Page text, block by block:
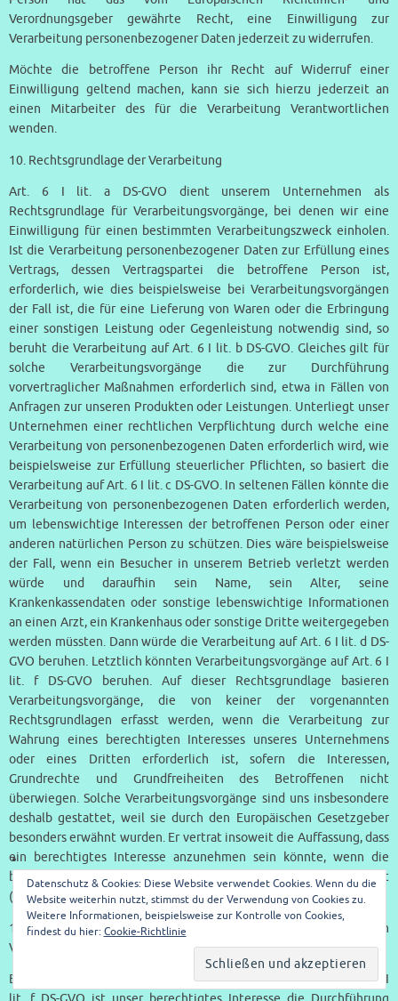
Verordnungsgeber gewährte Recht, eine Einwilligung zur
Verarbeitung personenbezogener Daten jederzeit zu widerrufen.
Möchte die betroffene Person ihr Recht auf Widerruf einer
Einwilligung geltend machen, kann sie sich hierzu jederzeit an
einen Mitarbeiter des für die Verarbeitung Verantwortlichen
wenden.
10. Rechtsgrundlage der Verarbeitung
Art. 6 I lit. a DS-GVO dient unserem Unternehmen als
Rechtsgrundlage für Verarbeitungsvorgänge, bei denen wir eine
Einwilligung für einen bestimmten Verarbeitungszweck einholen.
Ist die Verarbeitung personenbezogener Daten zur Erfüllung eines
Vertrags, dessen Vertragspartei die betroffene Person ist,
erforderlich, wie dies beispielsweise bei Verarbeitungsvorgängen
der Fall ist, die für eine Lieferung von Waren oder die Erbringung
einer sonstigen Leistung oder Gegenleistung notwendig sind, so
beruht die Verarbeitung auf Art. 6 I lit. b DS-GVO. Gleiches gilt für
solche Verarbeitungsvorgänge die zur Durchführung
vorvertraglicher Maßnahmen erforderlich sind, etwa in Fällen von
Anfragen zur unseren Produkten oder Leistungen. Unterliegt unser
Unternehmen einer rechtlichen Verpflichtung durch welche eine
Verarbeitung von personenbezogenen Daten erforderlich wird, wie
beispielsweise zur Erfüllung steuerlicher Pflichten, so basiert die
Verarbeitung auf Art. 6 I lit. c DS-GVO. In seltenen Fällen könnte die
Verarbeitung von personenbezogenen Daten erforderlich werden,
um lebenswichtige Interessen der betroffenen Person oder einer
anderen natürlichen Person zu schützen. Dies wäre beispielsweise
der Fall, wenn ein Besucher in unserem Betrieb verletzt werden
würde und daraufhin sein Name, sein Alter, seine
Krankenkassendaten oder sonstige lebenswichtige Informationen
an einen Arzt, ein Krankenhaus oder sonstige Dritte weitergegeben
werden müssten. Dann würde die Verarbeitung auf Art. 6 I lit. d DS-
GVO beruhen. Letztlich könnten Verarbeitungsvorgänge auf Art. 6 I
lit. f DS-GVO beruhen. Auf dieser Rechtsgrundlage basieren
Verarbeitungsvorgänge, die von keiner der vorgenannten
Rechtsgrundlagen erfasst werden, wenn die Verarbeitung zur
Wahrung eines berechtigten Interesses unseres Unternehmens
oder eines Dritten erforderlich ist, sofern die Interessen,
Grundrechte und Grundfreiheiten des Betroffenen nicht
überwiegen. Solche Verarbeitungsvorgänge sind uns insbesondere
deshalb gestattet, weil sie durch den Europäischen Gesetzgeber
besonders erwähnt wurden. Er vertrat insoweit die Auffassung, dass
ein berechtigtes Interesse anzunehmen sein könnte, wenn die
betroffene Person ein Kunde des Verantwortlichen ist
(Erwägungsgrund 47 Satz 2 DS-GVO).
11. Berechtigte Interessen an der Verarbeitung, die von dem
Verantwortlichen oder einem Dritten verfolgt werden
Basiert die Verarbeitung personenbezogener Daten auf Artikel 6 I
Datenschutz & Cookies: Diese Website verwendet Cookies. Wenn du die
Website weiterhin nutzt, stimmst du der Verwendung von Cookies zu.
Weitere Informationen, beispielsweise zur Kontrolle von Cookies,
findest du hier:Cookie-Richtlinie